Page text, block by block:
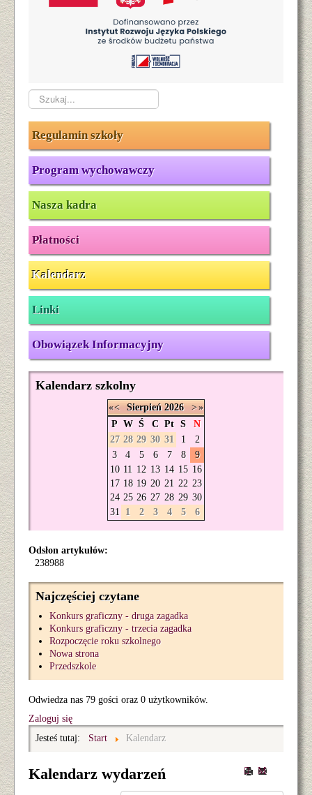
O nas
O naszym patronie
Szukaj...
Regulamin szkoły
Program wychowawczy
Nasza kadra
Płatności
Kalendarz
Linki
Obowiązek Informacyjny
Kalendarz szkolny
«< Sierpień 2026 >»
P W Ś C Pt S
N
27 28 29 30 31 1
2
3
4 5 6 7 8
9
10 11 12 13 14 15 16
17 18 19 20 21 22 23
24 25 26 27 28 29 30
31
1 2 3 4 5 6
Odsłon artykułów:
238988
Najczęściej czytane
Konkurs graficzny - druga zagadka
Konkurs graficzny - trzecia zagadka
Rozpoczęcie roku szkolnego
Nowa strona
Przedszkole
Odwiedza nas 79 gości oraz 0 użytkowników.
Zaloguj się
Jesteś tutaj:
Start Kalendarz
Kalendarz wydarzeń